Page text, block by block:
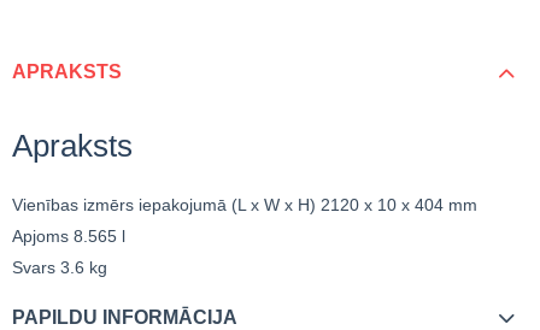
APRAKSTS
Apraksts
Vienības izmērs iepakojumā (L x W x H) 2120 x 10 x 404 mm
Apjoms 8.565 l
Svars 3.6 kg
PAPILDU INFORMĀCIJA